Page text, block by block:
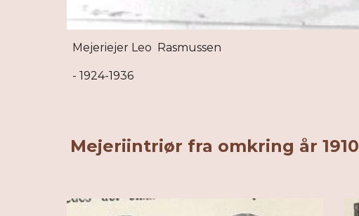
Mejeriejer Leo Rasmussen
- 1924-1936
Mejeriintriør fra omkring år 1910